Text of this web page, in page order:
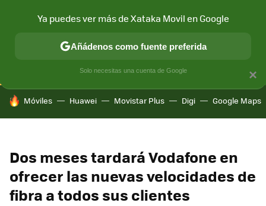
CONECTIVIDAD MÓVIL Y SOCIEDAD APLICACIONES
HOY SE HABLA DE
Móviles Huawei Movistar Plus Digi Google Maps
Dos meses tardará Vodafone en
ofrecer las nuevas velocidades de
fibra a todos sus clientes
×
Ya puedes ver más de Xataka Movil en Google
Añádenos como fuente preferida
Solo necesitas una cuenta de Google